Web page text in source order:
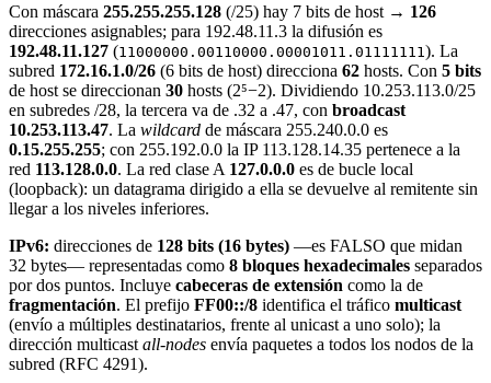
Con máscara 255.255.255.128 (/25) hay 7 bits de host → 126
direcciones asignables; para 192.48.11.3 la difusión es
192.48.11.127 (11000000.00110000.00001011.01111111 ). La
subred 172.16.1.0/26 (6 bits de host) direcciona 62 hosts. Con 5 bits
de host se direccionan 30 hosts (2⁵−2). Dividiendo 10.253.113.0/25
en subredes /28, la tercera va de .32 a .47, con broadcast
10.253.113.47. La wildcard de máscara 255.240.0.0 es
0.15.255.255; con 255.192.0.0 la IP 113.128.14.35 pertenece a la
red 113.128.0.0. La red clase A 127.0.0.0 es de bucle local
(loopback): un datagrama dirigido a ella se devuelve al remitente sin
llegar a los niveles inferiores.
IPv6: direcciones de 128 bits (16 bytes) —es FALSO que midan
32 bytes— representadas como 8 bloques hexadecimales separados
por dos puntos. Incluye cabeceras de extensión como la de
fragmentación. El prefijo FF00::/8 identifica el tráfico multicast
(envío a múltiples destinatarios, frente al unicast a uno solo); la
dirección multicast all-nodes envía paquetes a todos los nodos de la
subred (RFC 4291).